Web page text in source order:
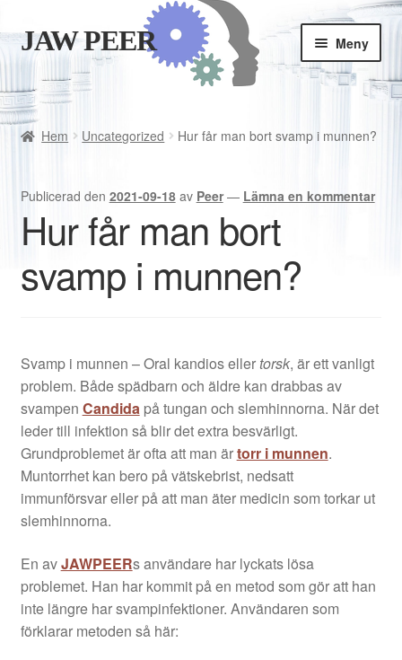
Hoppa
navigering
Hoppa
innehåll
JAW PEER Meny
Butiken
Goda vanor
Kassan
Är JAWPEER lämpligt för dig?
English
Hem Uncategorized Hur får man bort svamp i munnen?
Publicerad den 2021-09-18 av Peer — Lämna en kommentar
Hur får man bort
svamp i munnen?
Svamp i munnen – Oral kandios ellertorsk, är ett vanligt
problem. Både spädbarn och äldre kan drabbas av
svampen Candidapå tungan och slemhinnorna. När det
leder till infektion så blir det extra besvärligt.
Grundproblemet är ofta att man ärtorr i munnen.
Muntorrhet kan bero på vätskebrist, nedsatt
immunförsvar eller på att man äter medicin som torkar ut
slemhinnorna.
En avJAWPEERs användare har lyckats lösa
problemet. Han har kommit på en metod som gör att han
inte längre har svampinfektioner. Användaren som
förklarar metoden så här: